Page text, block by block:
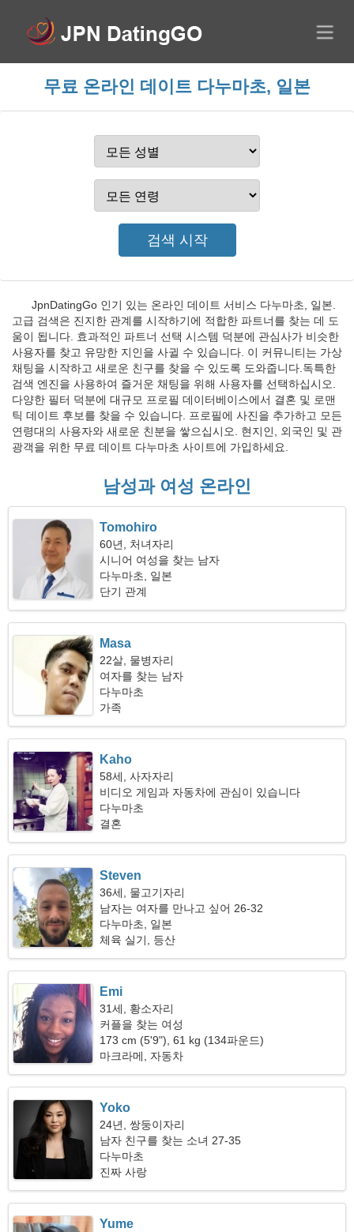
무료 온라인 데이트 다누마초, 일본
JpnDatingGo 인기 있는 온라인 데이트 서비스 다누마초, 일본.
고급 검색은 진지한 관계를 시작하기에 적합한 파트너를 찾는 데 도
움이 됩니다. 효과적인 파트너 선택 시스템 덕분에 관심사가 비슷한
사용자를 찾고 유망한 지인을 사귈 수 있습니다. 이 커뮤니티는 가상
채팅을 시작하고 새로운 친구를 찾을 수 있도록 도와줍니다.독특한
검색 엔진을 사용하여 즐거운 채팅을 위해 사용자를 선택하십시오.
다양한 필터 덕분에 대규모 프로필 데이터베이스에서 결혼 및 로맨
틱 데이트 후보를 찾을 수 있습니다. 프로필에 사진을 추가하고 모든
연령대의 사용자와 새로운 친분을 쌓으십시오. 현지인, 외국인 및 관
광객을 위한 무료 데이트 다누마초 사이트에 가입하세요.
남성과 여성 온라인
Tomohiro
60년, 처녀자리
시니어 여성을 찾는 남자
다누마초, 일본
단기 관계
Masa
22살, 물병자리
여자를 찾는 남자
다누마초
가족
Kaho
58세, 사자자리
비디오 게임과 자동차에 관심이 있습니다
다누마초
결혼
Steven
36세, 물고기자리
남자는 여자를 만나고 싶어 26-32
다누마초, 일본
체육 실기, 등산
Emi
31세, 황소자리
커플을 찾는 여성
173 cm (5'9"), 61 kg (134파운드)
마크라메, 자동차
Yoko
24년, 쌍둥이자리
남자 친구를 찾는 소녀 27-35
다누마초
진짜 사랑
Yume